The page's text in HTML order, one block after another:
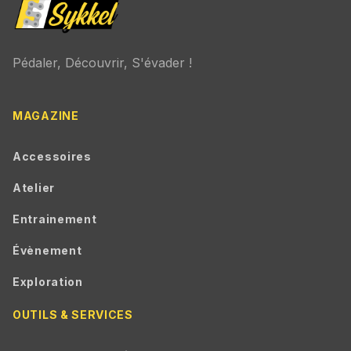
Pédaler, Découvrir, S'évader !
MAGAZINE
Accessoires
Atelier
Entrainement
Évènement
Exploration
OUTILS & SERVICES